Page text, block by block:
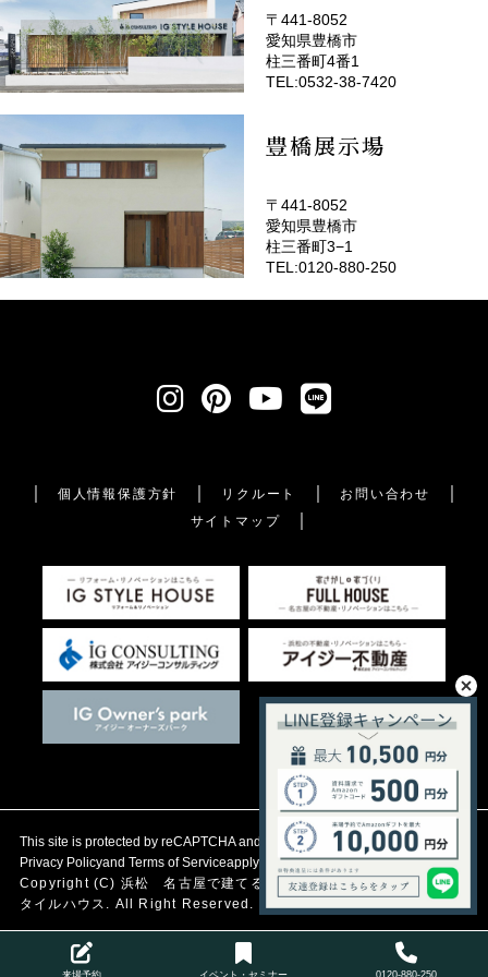
(EMOTOP豊橋)
〒441-8052
愛知県豊橋市
柱三番町4番1
TEL:0532-38-7420
豊橋展示場
〒441-8052
愛知県豊橋市
柱三番町3−1
TEL:0120-880-250
個人情報保護方針 リクルート
お問い合わせ
サイトマップ
This site is protected by reCAPTCHA and the Google
Privacy Policyand Terms of Serviceapply.
Copyright (C) 浜松 名古屋で建てる自然素材の注文住宅アイジース
タイルハウス. All Right Reserved.
来場予約 イベント・セミナー 0120-880-250